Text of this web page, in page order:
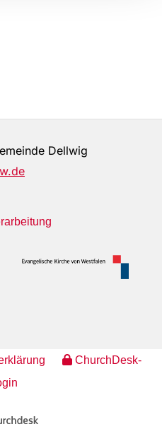
Dellwig
ChurchDesk-